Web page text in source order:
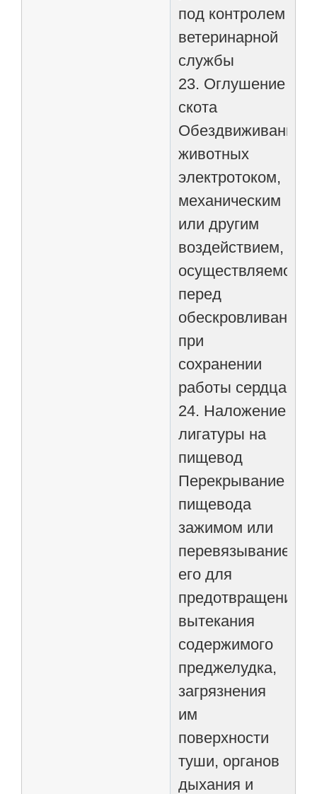
под контролем
ветеринарной
службы
23. Оглушение
скота
Обездвиживание
животных
электротоком,
механическим
или другим
воздействием,
осуществляемое
перед
обескровливанием
при
сохранении
работы сердца
24. Наложение
лигатуры на
пищевод
Перекрывание
пищевода
зажимом или
перевязывание
его для
предотвращения
вытекания
содержимого
преджелудка,
загрязнения
им
поверхности
туши, органов
дыхания и